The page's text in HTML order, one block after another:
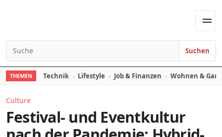
Search for:
Suchen
THEMEN Technik Lifestyle Job & Finanzen Wohnen &
Culture
Festival- und Eventkultur